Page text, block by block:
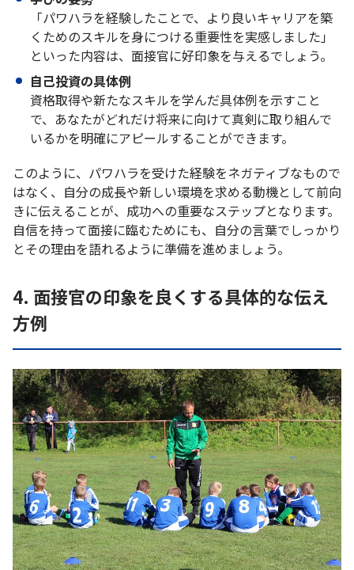
「パワハラを経験したことで、より良いキャリアを築
くためのスキルを身につける重要性を実感しました」
といった内容は、面接官に好印象を与えるでしょう。
自己投資の具体例
資格取得や新たなスキルを学んだ具体例を示すこと
で、あなたがどれだけ将来に向けて真剣に取り組んで
いるかを明確にアピールすることができます。
このように、パワハラを受けた経験をネガティブなもので
はなく、自分の成長や新しい環境を求める動機として前向
きに伝えることが、成功への重要なステップとなります。
自信を持って面接に臨むためにも、自分の言葉でしっかり
とその理由を語れるように準備を進めましょう。
4. 面接官の印象を良くする具体的な伝え
方例